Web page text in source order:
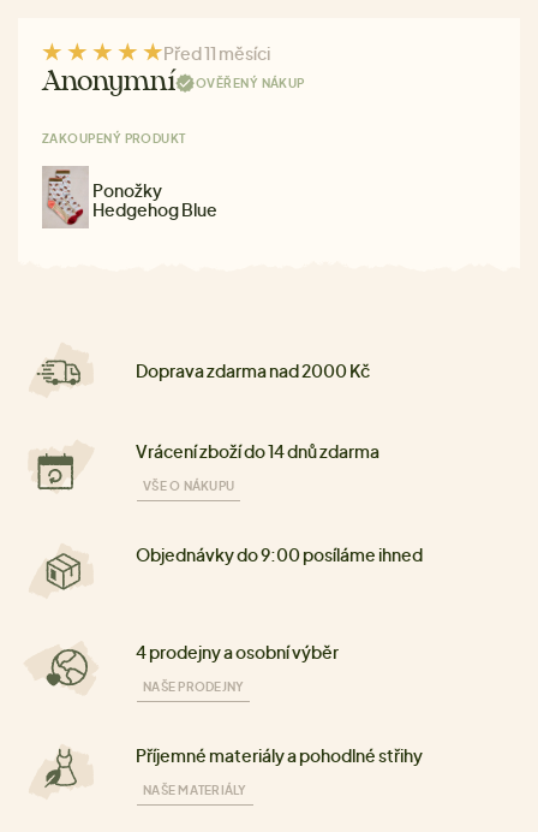
Před 11 měsíci
Anonymní OVĚŘENÝ NÁKUP
ZAKOUPENÝ PRODUKT
Ponožky
Hedgehog Blue
Doprava zdarma nad 2000 Kč
Vrácení zboží do 14 dnů zdarma
VŠE O NÁKUPU
Objednávky do 9:00 posíláme ihned
4 prodejny a osobní výběr
NAŠE PRODEJNY
Příjemné materiály a pohodlné střihy
NAŠE MATERIÁLY